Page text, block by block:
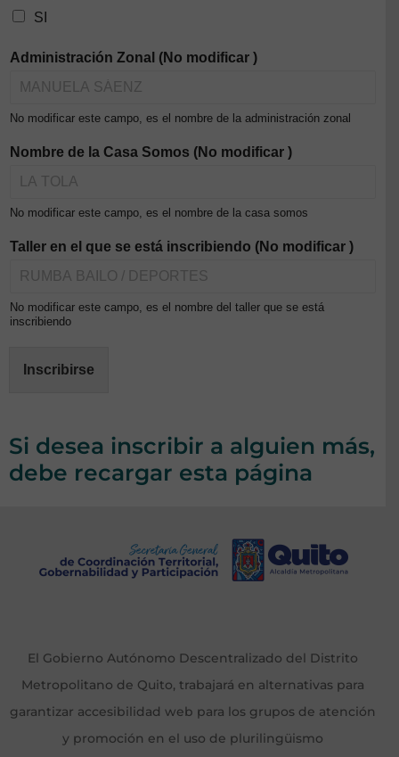
SI
Administración Zonal (No modificar )
No modificar este campo, es el nombre de la administración zonal
Nombre de la Casa Somos (No modificar )
No modificar este campo, es el nombre de la casa somos
Taller en el que se está inscribiendo (No modificar )
No modificar este campo, es el nombre del taller que se está
inscribiendo
Inscribirse
Si desea inscribir a alguien más,
debe recargar esta página
El Gobierno Autónomo Descentralizado del Distrito
Metropolitano de Quito, trabajará en alternativas para
garantizar accesibilidad web para los grupos de atención
y promoción en el uso de plurilingüismo